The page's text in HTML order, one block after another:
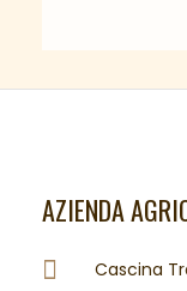
AZIENDA
Cascina